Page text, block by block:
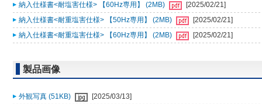
納入仕様書<耐塩害仕様> 【60Hz専用】 (2MB)
[2025/02/21]
納入仕様書<耐重塩害仕様> 【50Hz専用】 (2MB)
[2025/02/21]
納入仕様書<耐重塩害仕様> 【60Hz専用】 (2MB)
[2025/02/21]
製品画像
外観写真 (51KB) [2025/03/13]